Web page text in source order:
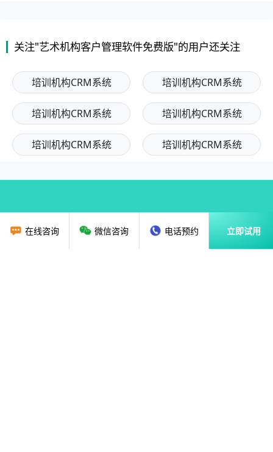
关注"艺术机构客户管理软件免费版"的用户还关注
培训机构CRM系统 培训机构CRM系统
培训机构CRM系统 培训机构CRM系统
培训机构CRM系统 培训机构CRM系统
在线咨询 微信咨询 电话预约 立即试用